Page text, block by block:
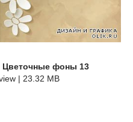
Цветочные фоны 13
| 23.32 MB